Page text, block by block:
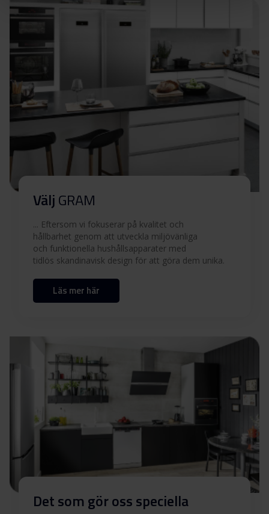
Ladda ner alla (4)
VäljGRAM
... Eftersom vi fokuserar på kvalitet och
hållbarhet genom att utveckla miljövänliga
och funktionella hushållsapparater med
tidlös skandinavisk design för att göra dem unika.
Läs mer här
Det som gör oss speciella